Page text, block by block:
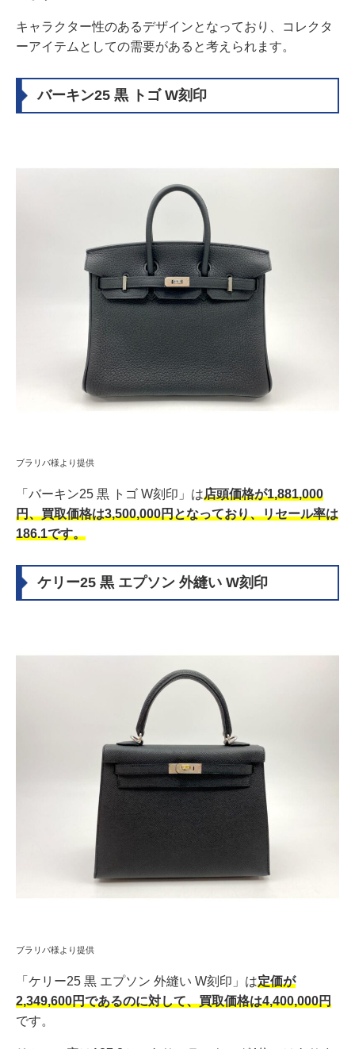
キャラクター性のあるデザインとなっており、コレクタ
ーアイテムとしての需要があると考えられます。
バーキン25 黒 トゴ W刻印
ブラリバ様より提供
「バーキン25 黒 トゴ W刻印」は店頭価格が1,881,000
円、買取価格は3,500,000円となっており、リセール率は
186.1です。
ケリー25 黒 エプソン 外縫い W刻印
ブラリバ様より提供
「ケリー25 黒 エプソン 外縫い W刻印」は定価が
2,349,600円であるのに対して、買取価格は4,400,000円
です。